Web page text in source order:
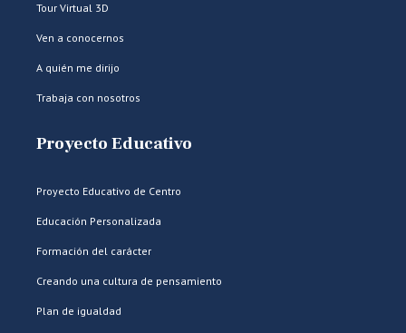
Tour Virtual 3D
Ven a conocernos
A quién me dirijo
Trabaja con nosotros
Proyecto Educativo
Proyecto Educativo de Centro
Educación Personalizada
Formación del carácter
Creando una cultura de pensamiento
Plan de igualdad